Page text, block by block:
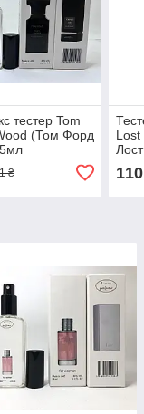
тестер Tom
(Том Форд
₴ 110